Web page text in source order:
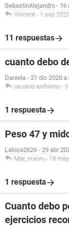
SebastinAlejandro - 16
Vincent - 1 sep
11 respuestas
cuanto debo
Daniela - 21 dic 2020 a
usuario anónimo -
1 respuesta
Peso 47 y
Laloca2626 - 29 abr
Mar_nuevo - 18
1 respuesta
Cuanto debo
ejercicios